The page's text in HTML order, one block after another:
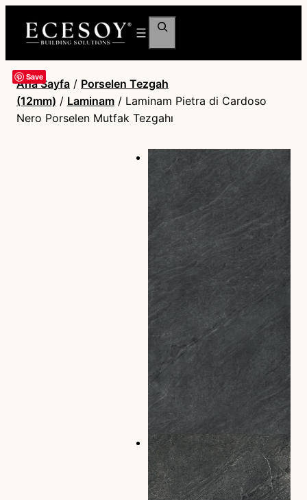
Ara
Save
Ana Sayfa / Porselen Tezgah
(12mm) / Laminam / Laminam Pietra di Cardoso
Nero Porselen Mutfak Tezgahı